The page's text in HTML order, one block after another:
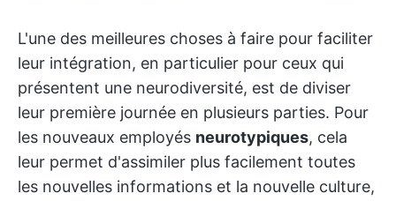
L'une des meilleures choses à faire pour faciliter
leur intégration, en particulier pour ceux qui
présentent une neurodiversité, est de diviser
leur première journée en plusieurs parties. Pour
les nouveaux employés neurotypiques, cela
leur permet d'assimiler plus facilement toutes
les nouvelles informations et la nouvelle culture,